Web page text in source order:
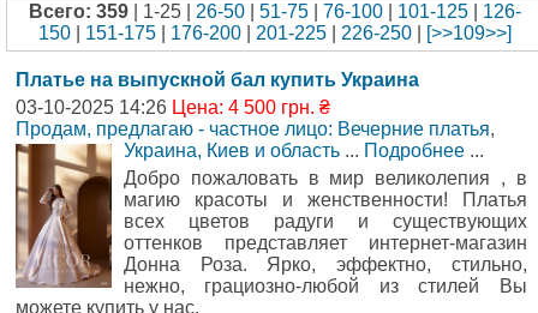
Всего: 359 | 1-25 | 26-50 51-75 76-100 101-125
126-
150
151-175 176-200 201-225 226-250 [>>109>>]
Платье на выпускной бал купить Украина
03-10-2025 14:26 Цена: 4 500 грн. ₴
Продам, предлагаю - частное лицо: Вечерние платья,
Украина, Киев и область ... Подробнее ...
Добро пожаловать в мир великолепия , в
магию красоты и женственности! Платья
всех цветов радуги и существующих
оттенков представляет интернет-магазин
Донна Роза. Ярко, эффектно, стильно,
нежно, грациозно-любой из стилей Вы
можете купить у нас.